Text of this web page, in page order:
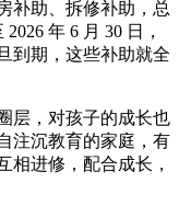
助、拆修补助，总
年 6 月 30 日，
到期，这些补助就全
，对孩子的成长也
注沉教育的家庭，有
相进修，配合成长，